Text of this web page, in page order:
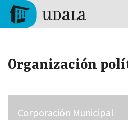
Pasar al contenido principal
Organización
Corporación Municipal